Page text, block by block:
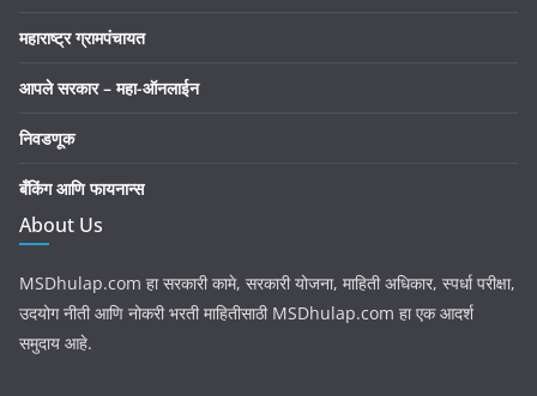
महाराष्ट्र ग्रामपंचायत
आपले सरकार – महा-ऑनलाईन
निवडणूक
बँकिंग आणि फायनान्स
About Us
MSDhulap.com हा सरकारी कामे, सरकारी योजना, माहिती अधिकार, स्पर्धा परीक्षा,
उदयोग नीती आणि नोकरी भरती माहितीसाठी MSDhulap.com हा एक आदर्श
समुदाय आहे.